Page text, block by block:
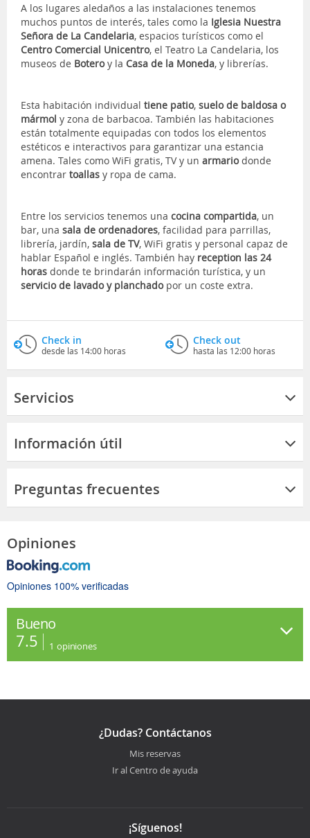
A los lugares aledaños a las instalaciones tenemos
muchos puntos de interés, tales como la Iglesia Nuestra
Señora de La Candelaria, espacios turísticos como el
Centro Comercial Unicentro, el Teatro La Candelaria, los
museos de Boteroy la Casa de la Moneda, y librerías.
Esta habitación individual tiene patio, suelo de baldosa o
mármol y zona de barbacoa. También las habitaciones
están totalmente equipadas con todos los elementos
estéticos e interactivos para garantizar una estancia
amena. Tales como WiFi gratis, TV y un armariodonde
encontrar toallas y ropa de cama.
Entre los servicios tenemos una cocina compartida, un
bar, una sala de ordenadores, facilidad para parrillas,
librería, jardín, sala de TV, WiFi gratis y personal capaz de
hablar Español e inglés. También hay reception las 24
horas donde te brindarán información turística, y un
servicio de lavado y planchadopor un coste extra.
Check in
desde las 14:00 horas
Check out
hasta las 12:00 horas
Servicios
Información útil
Preguntas frecuentes
Opiniones
Opiniones 100% verificadas
Bueno
7.5 1 opiniones
¿Dudas? Contáctanos
Mis reservas
Ir al Centro de ayuda
¡Síguenos!